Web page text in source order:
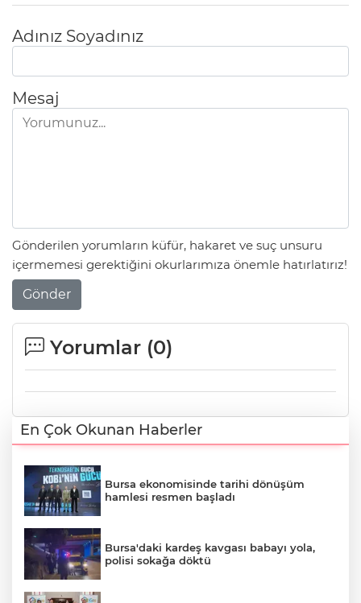
Adınız Soyadınız
Mesaj
Gönderilen yorumların küfür, hakaret ve suç unsuru
içermemesi gerektiğini okurlarımıza önemle hatırlatırız!
Gönder
Yorumlar (0)
En Çok Okunan Haberler
Bursa ekonomisinde tarihi dönüşüm
hamlesi resmen başladı
Bursa'daki kardeş kavgası babayı yola,
polisi sokağa döktü